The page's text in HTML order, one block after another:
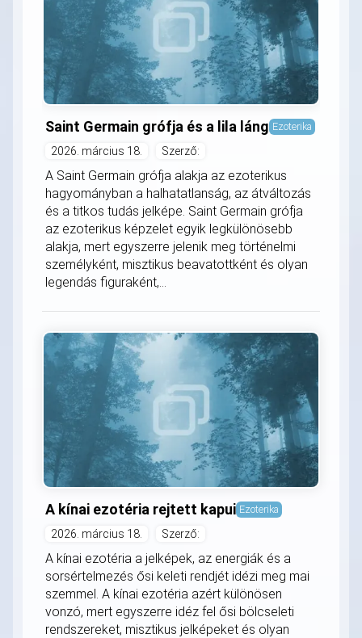
Saint Germain grófja és a lila láng Ezoterika
2026. március 18. Szerző:
A Saint Germain grófja alakja az ezoterikus
hagyományban a halhatatlanság, az átváltozás
és a titkos tudás jelképe. Saint Germain grófja
az ezoterikus képzelet egyik legkülönösebb
alakja, mert egyszerre jelenik meg történelmi
személyként, misztikus beavatottként és olyan
legendás figuraként,...
A kínai ezotéria rejtett kapui Ezoterika
2026. március 18. Szerző:
A kínai ezotéria a jelképek, az energiák és a
sorsértelmezés ősi keleti rendjét idézi meg mai
szemmel. A kínai ezotéria azért különösen
vonzó, mert egyszerre idéz fel ősi bölcseleti
rendszereket, misztikus jelképeket és olyan